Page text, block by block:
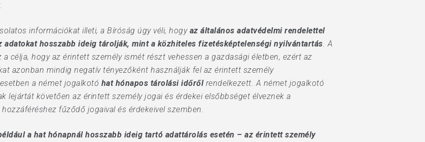
információkat illeti, a Bíróság úgy véli, hogyaz általános adatvédelmi rendelettel
adatokat hosszabb ideig tárolják, mint a közhiteles fizetésképtelenségi nyilvántartás. A
célja, hogy az érintett személy ismét részt vehessen a gazdasági életben, ezért az
azonban mindig negatív tényezőként használják fel az érintett személy
a német jogalkotó hat hónapos tárolási időrőlrendelkezett. A német jogalkotó
lejártát követően az érintett személy jogai és érdekei elsőbbséget élveznek a
fűződő jogaival és érdekeivel szemben.
a hat hónapnál hosszabb ideig tartó adattárolás esetén – az érintett személy